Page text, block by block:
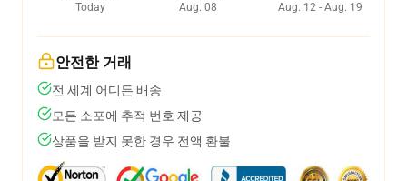
Today
Aug. 08
Aug. 12 - Aug. 19
안전한 거래
전 세계 어디든 배송
모든 소포에 추적 번호 제공
상품을 받지 못한 경우 전액 환불